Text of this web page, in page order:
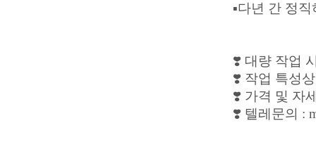
▪️다년 간 정
❣️ 대량 작업
❣️ 작업 특성
❣️ 가격 및 자
❣️ 텔레문의 :